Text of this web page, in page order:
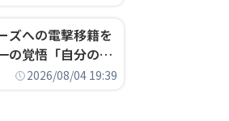
ズへの電撃移籍を
の覚悟「自分のエ
けなことのため
2026/08/04 19:39